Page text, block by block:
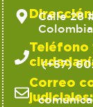
Calle 28
Colombia
Teléfono
(+57)
Correo
judiciales: